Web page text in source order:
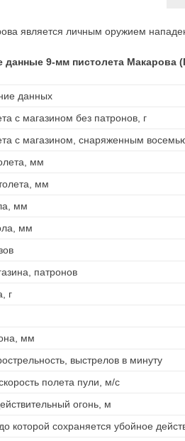
является личным оружием
9-мм пистолета Макарова
данных
с магазином без патронов, г
с магазином, снаряженным
мм
мм
мм
мм
патронов
г
мм
выстрелов в минуту
полета пули, м/с
огонь, м
которой сохраняется убойное